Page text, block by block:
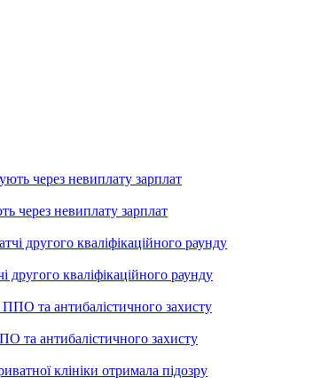
через невиплату зарплат
другого кваліфікаційного раунду
та антибалістичного захисту